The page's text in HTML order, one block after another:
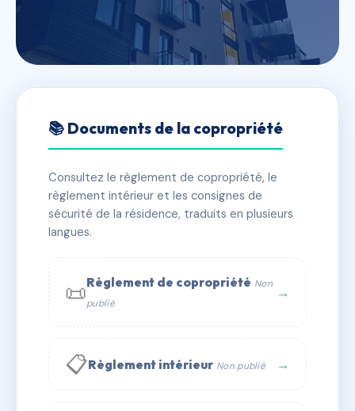
L'HERMINE
✓ Immatriculée 🏠 78 lots 🏗 2 bâtiment(s)
📞 Contacter Syndic Digital
📚 Documents de la copropriété
Consultez le règlement de copropriété, le
règlement intérieur et les consignes de
sécurité de la résidence, traduits en plusieurs
langues.
📜Règlement de copropriété Non
publié
→
📋Règlement intérieur Non publié →